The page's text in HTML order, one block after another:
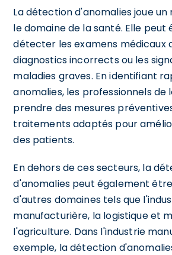
La détection d'anomalies joue
le domaine de la santé. Elle peut
détecter les examens médicaux
diagnostics incorrects ou les
maladies graves. En identifiant
anomalies, les professionnels de
prendre des mesures
traitements adaptés pour
des patients.
En dehors de ces secteurs, la
d'anomalies peut également
d'autres domaines tels que
manufacturière, la logistique et
l'agriculture. Dans l'industrie
exemple, la détection